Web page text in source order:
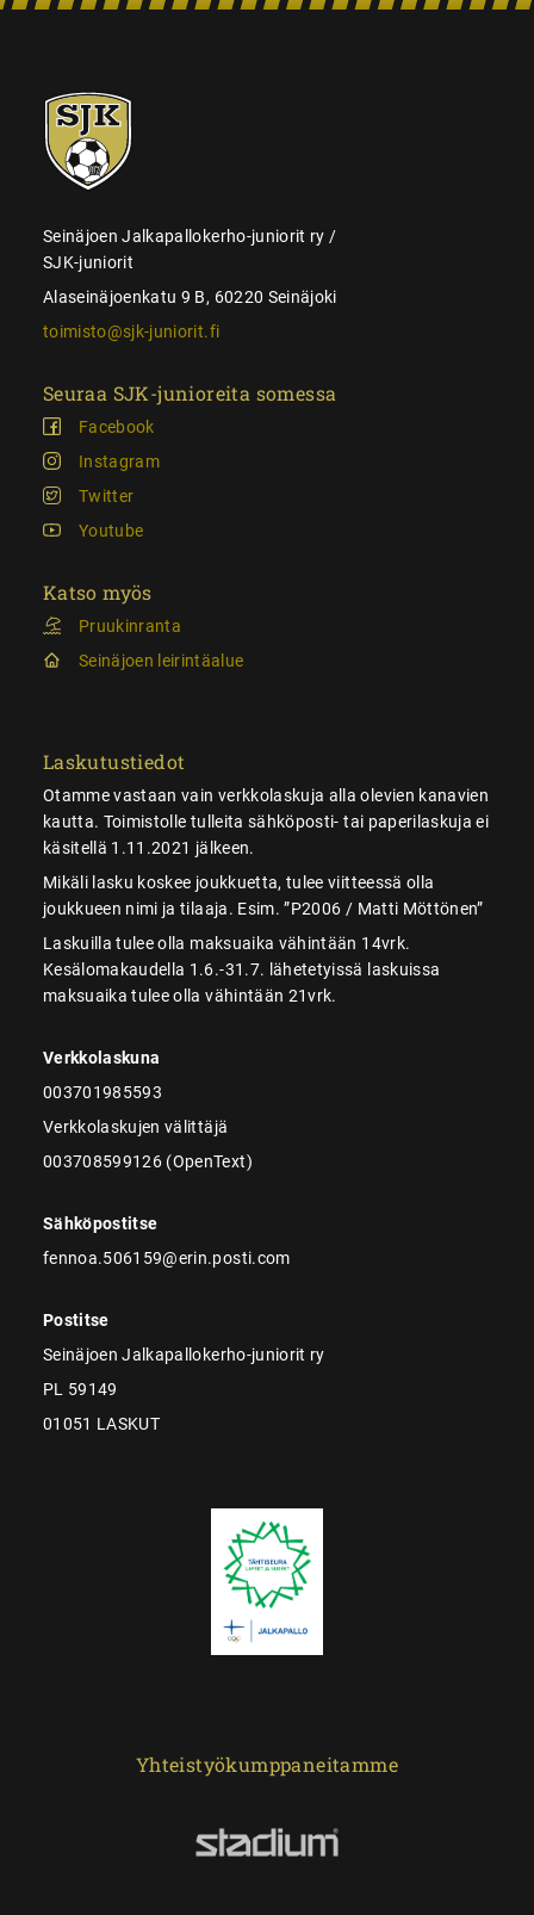
SJK-
juniorit
Seinäjoen Jalkapallokerho-juniorit ry /
SJK-juniorit
Alaseinäjoenkatu 9 B, 60220 Seinäjoki
toimisto@sjk-juniorit.fi
Seuraa SJK-junioreita somessa
Facebook
Instagram
Twitter
Youtube
Katso myös
Pruukinranta
Seinäjoen leirintäalue
Laskutustiedot
Otamme vastaan vain verkkolaskuja alla olevien kanavien
kautta. Toimistolle tulleita sähköposti- tai paperilaskuja ei
käsitellä 1.11.2021 jälkeen.
Mikäli lasku koskee joukkuetta, tulee viitteessä olla
joukkueen nimi ja tilaaja. Esim. ”P2006 / Matti Möttönen”
Laskuilla tulee olla maksuaika vähintään 14vrk.
Kesälomakaudella 1.6.-31.7. lähetetyissä laskuissa
maksuaika tulee olla vähintään 21vrk.
Verkkolaskuna
003701985593
Verkkolaskujen välittäjä
003708599126 (OpenText)
Sähköpostitse
fennoa.506159@erin.posti.com
Postitse
Seinäjoen Jalkapallokerho-juniorit ry
PL 59149
01051 LASKUT
Yhteistyökumppaneitamme